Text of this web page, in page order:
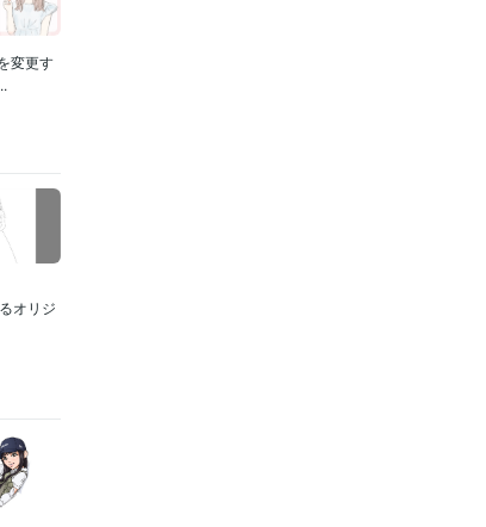
変更す
オリジ